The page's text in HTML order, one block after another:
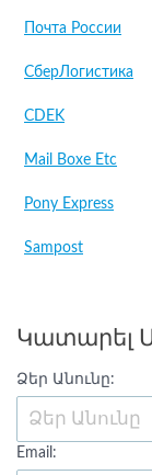
Почта России
СберЛогистика
CDEK
Mail Boxe Etc
Pony Express
Sampost
Կատարել
Ձեր Անունը:
Email: